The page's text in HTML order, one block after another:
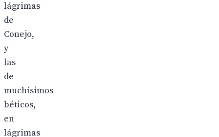
lágrimas
de
Conejo,
y
las
de
muchísimos
béticos,
en
lágrimas